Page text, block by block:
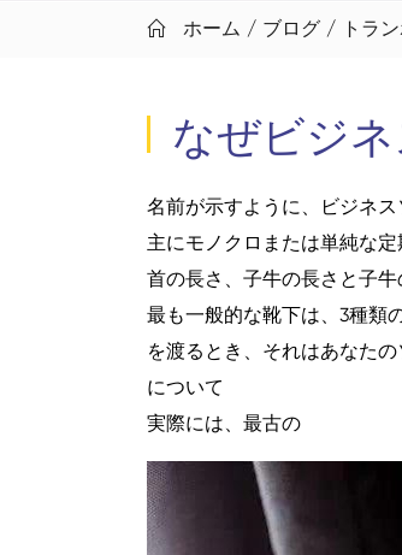
 ホーム ブログ トラ
なぜビジ
名前が示すように、ビジネ
主にモノクロまたは単純な
首の長さ、子牛の長さと子
最も一般的な靴下は、3種類
を渡るとき、それはあなた
について
実際には、最古の